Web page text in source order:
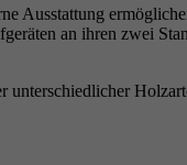
Ausstattung
an ihren zwei